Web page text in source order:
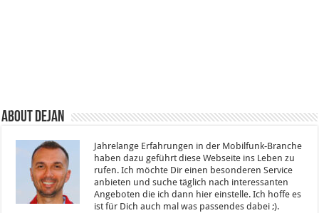
About Dejan
Jahrelange Erfahrungen in der Mobilfunk-Branche
haben dazu geführt diese Webseite ins Leben zu
rufen. Ich möchte Dir einen besonderen Service
anbieten und suche täglich nach interessanten
Angeboten die ich dann hier einstelle. Ich hoffe es
ist für Dich auch mal was passendes dabei ;).